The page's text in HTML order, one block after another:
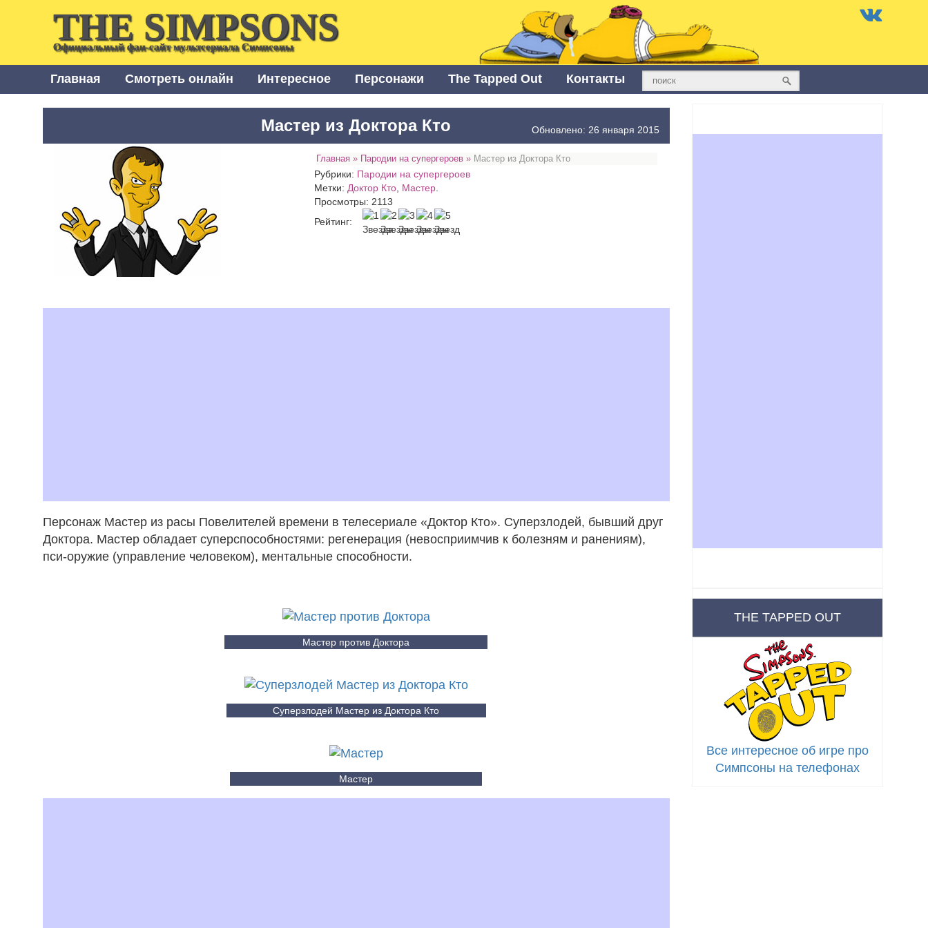
THE SIMPSONS
Официальный фан-сайт мультсериала Симпсоны
Главная Смотреть онлайн Интересное Персонажи The Tapped Out Контакты
Мастер из Доктора Кто Обновлено: 26 января 2015
Главная » Пародии на супергероев » Мастер из Доктора Кто
Рубрики: Пародии на супергероев
Метки: Доктор Кто Мастер
Просмотры: 2113
Рейтинг:
Персонаж Мастер из расы Повелителей времени в телесериале «Доктор Кто». Суперзлодей, бывший друг
Доктора. Мастер обладает суперспособностями: регенерация (невосприимчив к болезням и ранениям),
пси-оружие (управление человеком), ментальные способности.
Мастер против Доктора
Суперзлодей Мастер из Доктора Кто
Мастер
THE TAPPED OUT
Все интересное об игре про
Симпсоны на телефонах